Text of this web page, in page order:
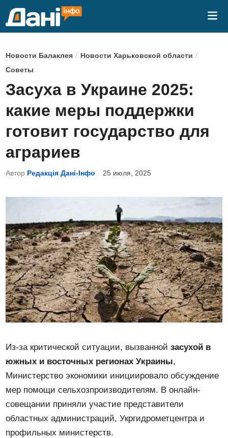
О
п
у
б
л
и
к
о
в
н
в
Новости Балаклея / Новости Харьковской области /
Советы
Засуха в Украине 2025:
какие меры поддержки
готовит государство для
аграриев
Автор Редакція Дані-Інфо 25 июля, 2025
Из-за критической ситуации, вызваннойзасухой в
южных и восточных регионах Украины,
Министерство экономики инициировало обсуждение
мер помощи сельхозпроизводителям. В онлайн-
совещании приняли участие представители
областных администраций, Укргидрометцентра и
профильных министерств.